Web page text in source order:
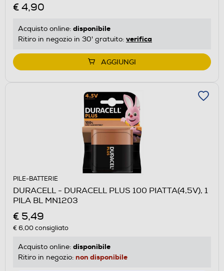
€ 4,90
Acquisto online: disponibile
Ritiro in negozio in 30' gratuito: verifica
AGGIUNGI
PILE-BATTERIE
DURACELL - DURACELL PLUS 100 PIATTA(4,5V), 1
PILA BL MN1203
€ 5,49
€ 6,00consigliato
Acquisto online: disponibile
Ritiro in negozio: non disponibile